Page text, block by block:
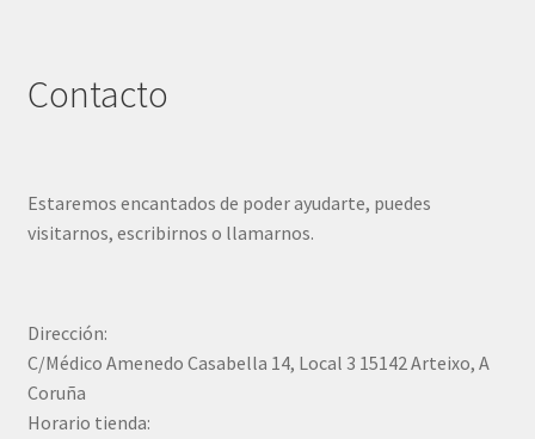
Contacto
Estaremos encantados de poder ayudarte, puedes
visitarnos, escribirnos o llamarnos.
Dirección:
C/Médico Amenedo Casabella 14, Local 3 15142 Arteixo, A
Coruña
Horario tienda: